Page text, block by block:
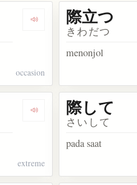
Dengarkan kosakata 際
occasion
際立つ
きわだつ
menonjol
Dengarkan kosakata 際どい
extreme
際して
さいして
pada saat